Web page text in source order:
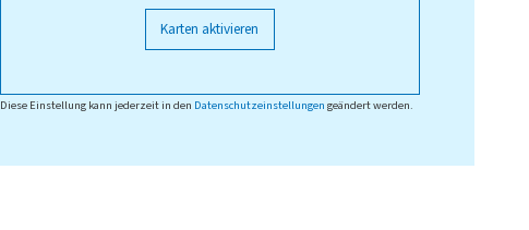
Karten aktivieren
Diese Einstellung kann jederzeit in den Datenschutzeinstellungen geändert werden.